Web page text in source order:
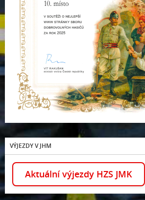
VÝJEZDY V JHM
Aktuální výjezdy HZS JMK